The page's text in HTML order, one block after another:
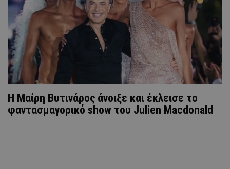
Η Μαίρη Βυτινάρος άνοιξε και έκλεισε το
φαντασμαγορικό show του Julien Macdonald